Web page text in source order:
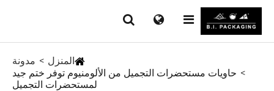
المنزل
مدونة
حاويات مستحضرات التجميل من الألومنيوم توفر ختم جيد
لمستحضرات التجميل